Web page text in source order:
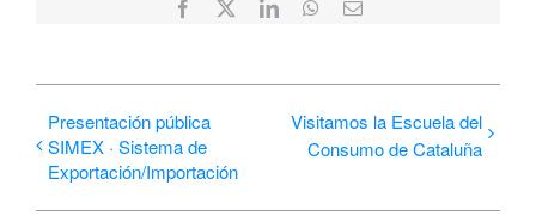
Facebook LinkedInWhatsApp
Correo
Presentación pública
SIMEX · Sistema de
Exportación/Importación
Visitamos la Escuela del
Consumo de Cataluña